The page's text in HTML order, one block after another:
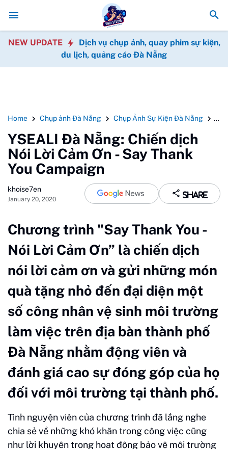
Chuyện gì đang xảy ra với GoPro? Vì sao
NEW UPDATE
Dịch vụ chụp ảnh, quay phim sự kiện,
du lịch, quảng cáo Đà Nẵng
Home Chụp ảnh Đà Nẵng Chụp Ảnh Sự Kiện Đà Nẵng Dự
YSEALI Đà Nẵng: Chiến dịch
Nói Lời Cảm Ơn - Say Thank
You Campaign
khoise7en
January 20, 2020
Share
Chương trình "Say Thank You -
Nói Lời Cảm Ơn” là chiến dịch
nói lời cảm ơn và gửi những món
quà tặng nhỏ đến đại diện một
số công nhân vệ sinh môi trường
làm việc trên địa bàn thành phố
Đà Nẵng nhằm động viên và
đánh giá cao sự đóng góp của họ
đối với môi trường tại thành phố.
Tình nguyện viên của chương trình đã lắng nghe
chia sẻ về những khó khăn trong công việc cũng
như lời khuyên trong hoạt động bảo vệ môi trường